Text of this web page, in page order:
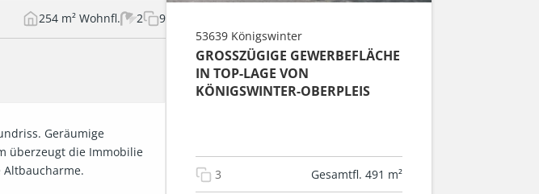
254 m² Wohnfl. 2 9
Geräumige
überzeugt die Immobilie
53639 Königswinter
GROSSZÜGIGE GEWERBEFLÄCHE I
N TOP-LAGE VON K
ÖNIGSWINTER-OBERPLEIS
3 Gesamtfl. 491 m²